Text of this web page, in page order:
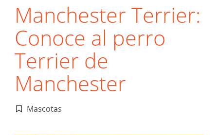
Manchester Terrier:
Conoce al perro
Terrier de
Manchester
Publicado
Mascotas